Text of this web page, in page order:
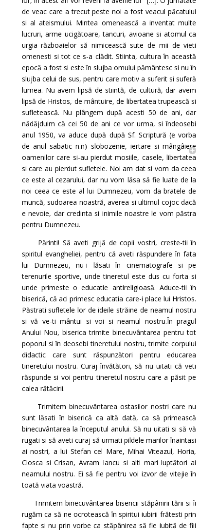
de veac care a trecut peste noi a fost veacul păcatului
si al ateismului. Mintea omenească a inventat multe
lucruri, arme ucigătoare, tancuri, avioane si atomul ca
urgia războaielor să nimicească sute de mii de vieti
omenesti si tot ce s-a clădit. Stiinta, cultura în această
epocă a fost si este în slujba omului pământesc si nu în
slujba celui de sus, pentru care motiv a suferit si suferă
lumea. Nu avem lipsă de stiintă, de cultură, dar avem
lipsă de Hristos, de mântuire, de libertatea trupească si
sufletească. Nu plângem după acesti 50 de ani, dar
nădăjduim că cei 50 de ani ce vor urma, si îndeosebi
anul 1950, va aduce după după Sf. Scriptură (e vorba
de anul sabatic n.n) slobozenie, iertare si mângâiere
oamenilor care si-au pierdut mosiile, casele, libertatea
si care au pierdut sufletele. Noi am dat si vom da ceea
ce este al cezarului, dar nu vom lăsa să fie luate de la
noi ceea ce este al lui Dumnezeu, vom da bratele de
muncă, sudoarea noastră, averea si ultimul cojoc dacă
e nevoie, dar credinta si inimile noastre le vom păstra
pentru Dumnezeu.
Părinti! Să aveti grijă de copii vostri, creste-tii în
spiritul evangheliei, pentru că aveti răspundere în fata
lui Dumnezeu, nu-i lăsati în cinematografe si pe
terenurile sportive, unde tineretul este dus cu forta si
unde primeste o educatie antireligioasă. Aduce-tii în
biserică, că aci primesc educatia care-i place lui Hristos.
Păstrati sufletele lor de ideile străine de neamul nostru
si vă ve-ti mântui si voi si neamul nostru.În pragul
Anului Nou, biserica trimite binecuvântarea pentru tot
poporul si în deosebi tineretului nostru, trimite corpului
didactic care sunt răspunzători pentru educarea
tineretului nostru. Curaj învătători, să nu uitati că veti
răspunde si voi pentru tineretul nostru care a păsit pe
calea rătăcirii.
Trimitem binecuvântarea ostasilor nostri care nu
sunt lăsati în biserică ca altă dată, ca să primească
binecuvântarea la începutul anului. Să nu uitati si să vă
rugati si să aveti curaj să urmati pildele marilor înaintasi
ai nostri, a lui Stefan cel Mare, Mihai Viteazul, Horia,
Closca si Crisan, Avram Iancu si alti mari luptători ai
neamului nostru. Ei să fie pentru voi izvor de vitejie în
toată viata voastră.
Trimitem binecuvântarea bisericii stăpânirii tării si îi
rugăm ca să ne ocrotească în spiritui iubirii frătesti prin
fapte si nu prin vorbe ca stăpânirea să fie iubită de fiii